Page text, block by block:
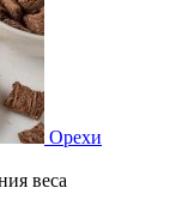
Орехи
веса